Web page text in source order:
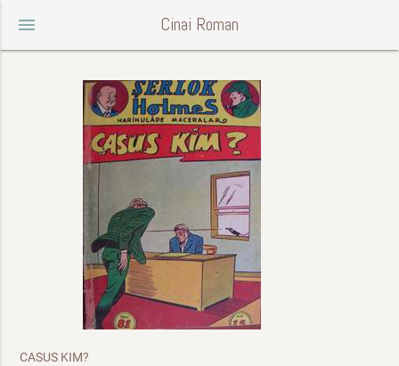
menu Cinai Roman
CASUS KIM?